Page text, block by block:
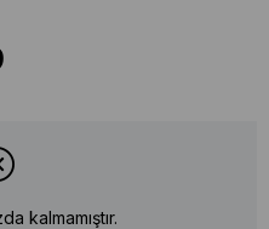
kalmamıştır.